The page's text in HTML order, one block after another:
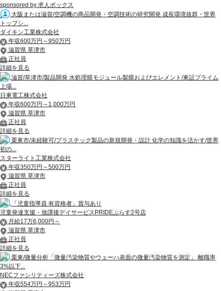
sponsored by 求人ボックス
大阪または滋賀/空調機の商品開発・空調技術の研究開発 成長環境抜群・世界
トップシ...
ダイキン工業株式会社
年収600万円～950万円
滋賀県 草津市
正社員
詳細を見る
滋賀/草津市/製品開発 水処理膜モジュール製膜およびエレメント/東証プライム
上場...
日東電工株式会社
年収600万円～1,000万円
滋賀県 草津市
正社員
詳細を見る
栗東市/未経験可/プラスチック製品の新規開発・設計 化学の知識を活かす/世界
初の...
スターライト工業株式会社
年収350万円～500万円
滋賀県 草津市
正社員
詳細を見る
「児童指導員 有資格者」賞与あり
児童発達支援・放課後デイサービスPRIDEぷらす2号店
月給17万6,000円～
滋賀県 草津市
正社員
詳細を見る
栗東/微量分析「微量汚染物質やウェーハ表面の微量汚染物質を測定」 離職率
3%以下...
NECファシリティーズ株式会社
年収554万円～953万円